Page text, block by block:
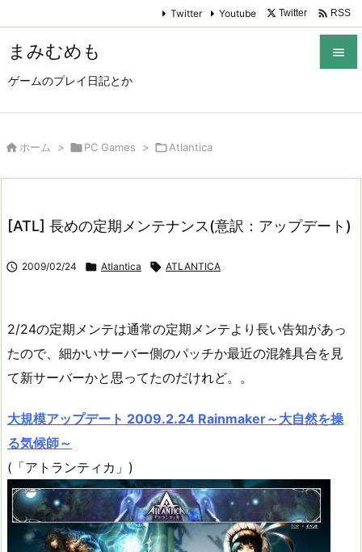
まみむめも
ゲームのプレイ日記とか

次へ
Twitter Youtube Twitter  RSS
 ホーム > PC Games > Atlantica
[ATL] 長めの定期メンテナンス(意訳：アップデート)
 2009/02/24  Atlantica  ATLANTICA
2/24の定期メンテは通常の定期メンテより長い告知があっ
たので、細かいサーバー側のパッチか最近の混雑具合を見
て新サーバーかと思ってたのだけれど。。
大規模アップデート 2009.2.24 Rainmaker～大自然を操
る気候師～
(「アトランティカ」)